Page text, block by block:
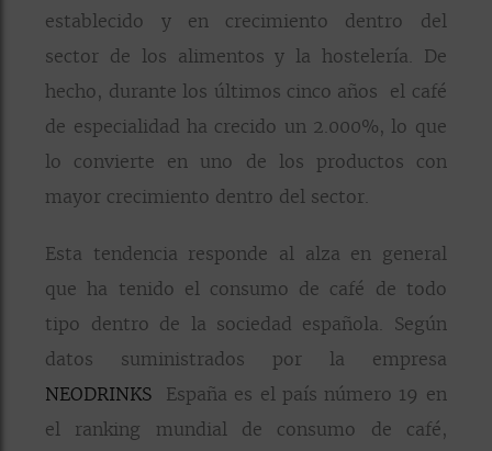
establecido y en crecimiento dentro del
sector de los alimentos y la hostelería. De
hecho, durante los últimos cinco años el café
de especialidad ha crecido un 2.000%, lo que
lo convierte en uno de los productos con
mayor crecimiento dentro del sector.
Esta tendencia responde al alza en general
que ha tenido el consumo de café de todo
tipo dentro de la sociedad española. Según
datos suministrados por la empresa
NEODRINKS España es el país número 19 en
el ranking mundial de consumo de café,